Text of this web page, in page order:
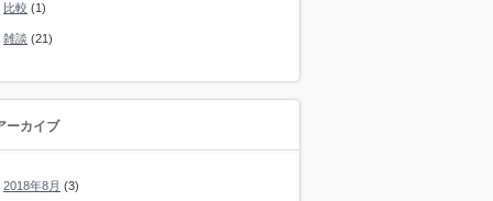
比較 (1)
雑談 (21)
ーカイブ
2018年8月 (3)